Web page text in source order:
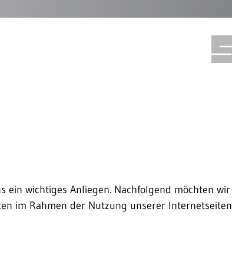
ein wichtiges Anliegen. Nachfolgend möchten wir
im Rahmen der Nutzung unserer Internetseiten